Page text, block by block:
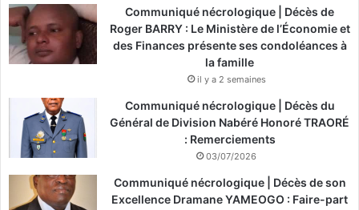
Communiqué nécrologique | Décès de
Roger BARRY : Le Ministère de l’Économie et
des Finances présente ses condoléances à
la famille
il y a 2 semaines
Communiqué nécrologique | Décès du
Général de Division Nabéré Honoré TRAORÉ
: Remerciements
03/07/2026
Communiqué nécrologique | Décès de son
Excellence Dramane YAMEOGO : Faire-part